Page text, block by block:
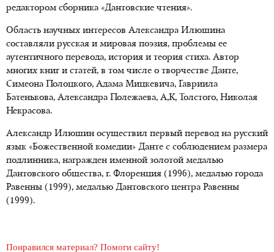
редактором сборника «Дантовские чтения».
Область научных интересов Александра Илюшина
составляли русская и мировая поэзия, проблемы ее
аутентичного перевода, история и теория стиха. Автор
многих книг и статей, в том числе о творчестве Данте,
Симеона Полоцкого, Адама Мицкевича, Гавриила
Батенькова, Александра Полежаева, А,К, Толстого, Николая
Некрасова.
Александр Илюшин осуществил первый перевод на русский
язык «Божественной комедии» Данте с соблюдением размера
подлинника, награжден именной золотой медалью
Дантовского общества, г. Флоренция (1996), медалью города
Равенны (1999), медалью Дантовского центра Равенны
(1999).
Понравился материал? Помоги сайту!